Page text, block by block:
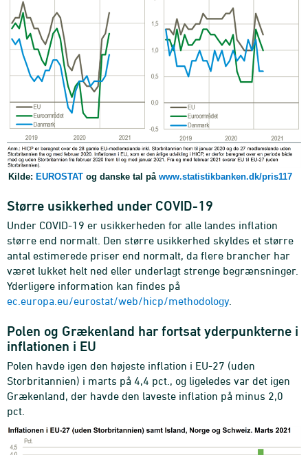
Kilde: EUROSTAT og danske tal på www.statistikbanken.dk/pris117
Større usikkerhed under COVID-19
Under COVID-19 er usikkerheden for alle landes inflation
større end normalt. Den større usikkerhed skyldes et større
antal estimerede priser end normalt, da flere brancher har
været lukket helt ned eller underlagt strenge begrænsninger.
Yderligere information kan findes på
ec.europa.eu/eurostat/web/hicp/methodology.
Polen og Grækenland har fortsat yderpunkterne i
inflationen i EU
Polen havde igen den højeste inflation i EU-27 (uden
Storbritannien) i marts på 4,4 pct., og ligeledes var det igen
Grækenland, der havde den laveste inflation på minus 2,0
pct.